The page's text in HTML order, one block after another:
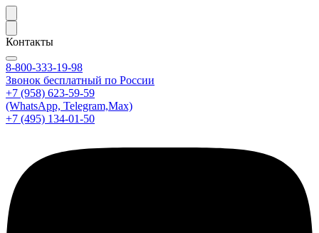
Контакты
8-800-333-19-98
Звонок бесплатный по России
+7 (958) 623-59-59
(WhatsApp, Telegram,Max)
+7 (495) 134-01-50